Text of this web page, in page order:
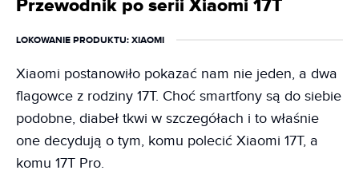
Przewodnik po serii Xiaomi 17T
LOKOWANIE PRODUKTU: XIAOMI
Xiaomi postanowiło pokazać nam nie jeden, a dwa
flagowce z rodziny 17T. Choć smartfony są do siebie
podobne, diabeł tkwi w szczegółach i to właśnie
one decydują o tym, komu polecić Xiaomi 17T, a
komu 17T Pro.